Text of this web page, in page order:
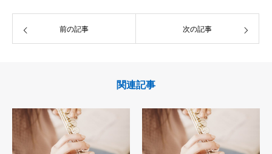
前の記事 次の記事
関連記事